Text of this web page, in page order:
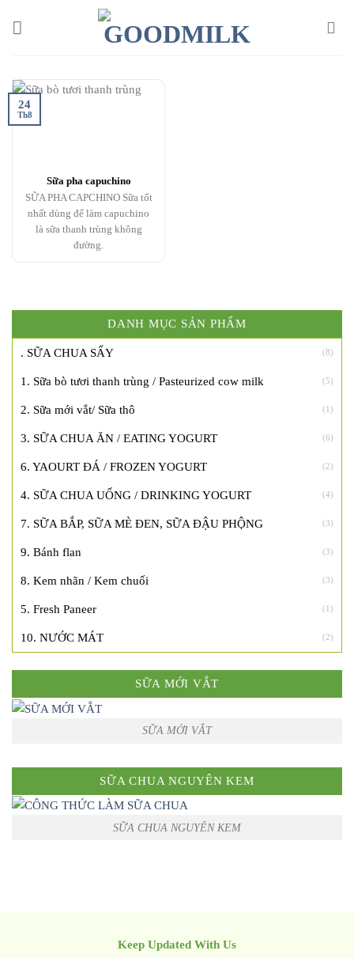
Sữa pha capuchino
SỮA PHA CAPCHINO Sữa tốt
nhất dùng để làm capuchino
là sữa thanh trùng không
đường.
24
Th8
DANH MỤC SẢN PHẨM
. SỮA CHUA SẤY (8)
1. Sữa bò tươi thanh trùng / Pasteurized cow milk (5)
2. Sữa mới vắt/ Sữa thô (1)
3. SỮA CHUA ĂN / EATING YOGURT (6)
6. YAOURT ĐÁ / FROZEN YOGURT (2)
4. SỮA CHUA UỐNG / DRINKING YOGURT (4)
7. SỮA BẮP, SỮA MÈ ĐEN, SỮA ĐẬU PHỘNG (3)
9. Bánh flan (3)
8. Kem nhãn / Kem chuối (3)
5. Fresh Paneer (1)
10. NƯỚC MÁT (2)
SỮA MỚI VẮT
SỮA MỚI VẮT
SỮA CHUA NGUYÊN KEM
SỮA CHUA NGUYÊN KEM
Keep Updated With Us